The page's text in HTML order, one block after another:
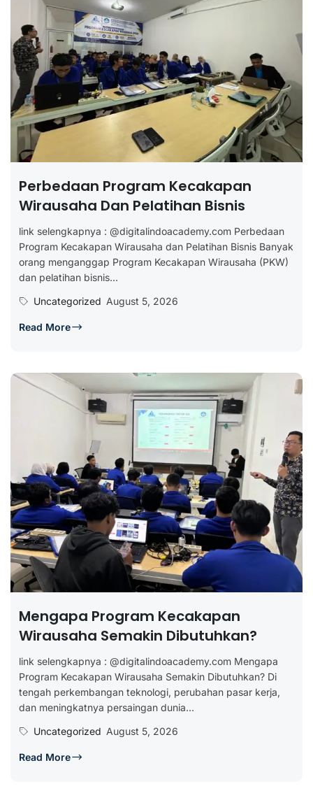
Perbedaan Program Kecakapan
Wirausaha Dan Pelatihan Bisnis
link selengkapnya : @digitalindoacademy.com Perbedaan
Program Kecakapan Wirausaha dan Pelatihan Bisnis Banyak
orang menganggap Program Kecakapan Wirausaha (PKW)
dan pelatihan bisnis...
Uncategorized August 5, 2026
Read More
Mengapa Program Kecakapan
Wirausaha Semakin Dibutuhkan?
link selengkapnya : @digitalindoacademy.com Mengapa
Program Kecakapan Wirausaha Semakin Dibutuhkan? Di
tengah perkembangan teknologi, perubahan pasar kerja,
dan meningkatnya persaingan dunia...
Uncategorized August 5, 2026
Read More